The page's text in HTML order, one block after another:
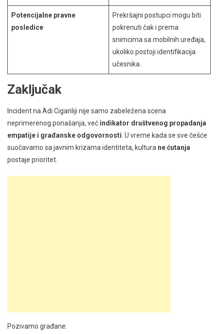
Potencijalne pravne
posledice
Prekršajni postupci mogu biti
pokrenuti čak i prema
snimcima sa mobilnih uređaja,
ukoliko postoji identifikacija
učesnika.
Zaključak
Incident na Adi Ciganliji nije samo zabeležena scena
neprimerenog ponašanja, već indikator društvenog propadanja
empatije i građanske odgovornosti . U vreme kada se sve češće
suočavamo sa javnim krizama identiteta, kultura ne ćutanja
postaje prioritet.
Pozivamo građane: